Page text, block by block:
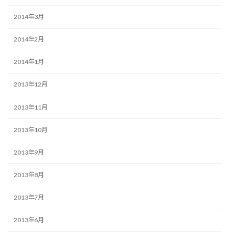
2014年3月
2014年2月
2014年1月
2013年12月
2013年11月
2013年10月
2013年9月
2013年8月
2013年7月
2013年6月